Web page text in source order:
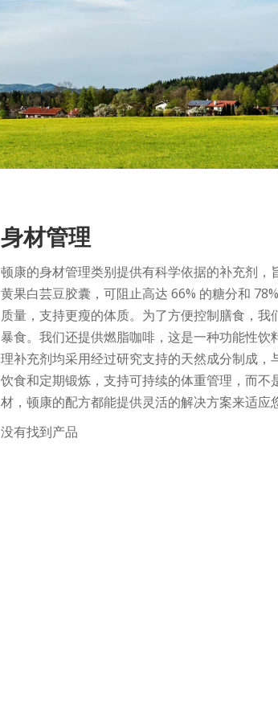
身材管理
顿康的身材管理类别提供有科学依据的补充剂
黄果白芸豆胶囊，可阻止高达 66% 的糖分和
质量，支持更瘦的体质。为了方便控制​​膳食，
暴食。我们还提供燃脂咖啡，这是一种功能性
理补充剂均采用经过研究支持的天然成分制成
饮食和定期锻炼，支持可持续的体重管理，而
材，顿康的配方都能提供灵活的解决方案来适
没有找到产品